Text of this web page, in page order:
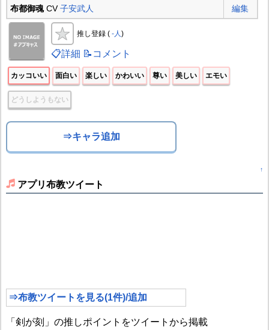
布都御魂CV子安武人 編集
推し登録 ( -人 )
📋詳細 📝コメント
カッコいい 面白い 楽しい かわいい 尊い 美しい エモい
どうしようもない
⇒キャラ追加
↑
アプリ布教ツイート
⇒布教ツイートを見る(1件)/追加
「剣が刻」の推しポイントをツイートから掲載